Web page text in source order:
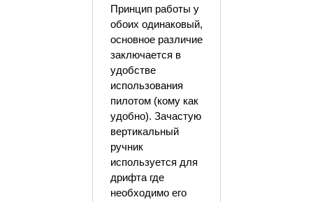
Принцип работы у
обоих одинаковый,
основное различие
заключается в
удобстве
использования
пилотом (кому как
удобно). Зачастую
вертикальный
ручник
используется для
дрифта где
необходимо его